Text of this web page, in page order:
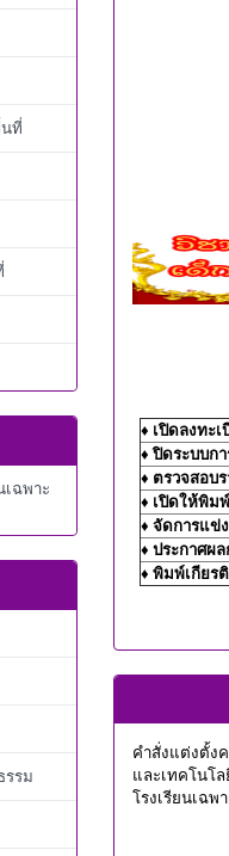
ที่
เฉพาะ
รรม
♦ เปิดลงทะ
♦ปิดระบบก
♦ ตรวจสอบ
♦ เปิดให้พิม
♦ จัดการแข่
♦ ประกาศผ
♦ พิมพ์เกียร
คำสั่งแต่งตั้ง
และเทคโนโล
โรงเรียนเฉพ